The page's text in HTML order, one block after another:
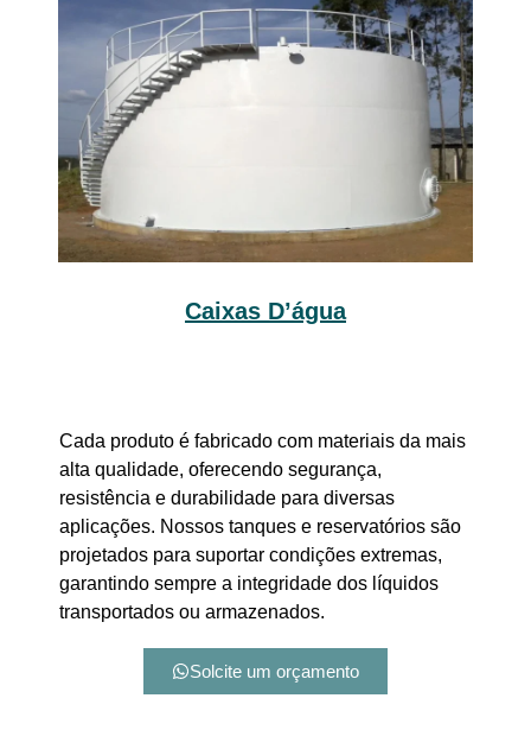
Caixas D’água
Cada produto é fabricado com materiais da mais
alta qualidade, oferecendo segurança,
resistência e durabilidade para diversas
aplicações. Nossos tanques e reservatórios são
projetados para suportar condições extremas,
garantindo sempre a integridade dos líquidos
transportados ou armazenados.
Solcite um orçamento